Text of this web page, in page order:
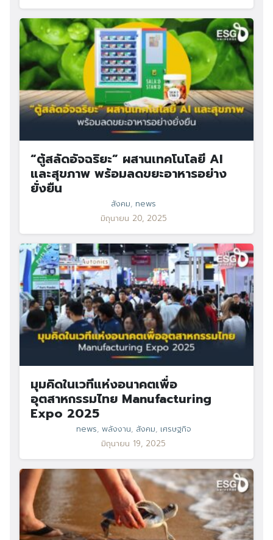
“ตู้สลัดอัจฉริยะ” ผสานเทคโนโลยี AI
และสุขภาพ พร้อมลดขยะอาหารอย่าง
ยั่งยืน
สังคม, news
มิถุนายน 20, 2025
มุมคิดในเวทีแห่งอนาคตเพื่อ
อุตสาหกรรมไทย Manufacturing
Expo 2025
news, พลังงาน, สังคม, เศรษฐกิจ
มิถุนายน 19, 2025